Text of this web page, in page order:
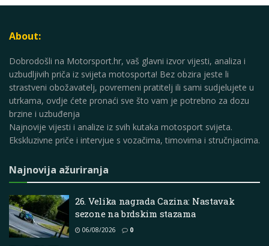
About:
Dobrodošli na Motorsport.hr, vaš glavni izvor vijesti, analiza i
uzbudljivih priča iz svijeta motosporta! Bez obzira jeste li
strastveni obožavatelj, povremeni pratitelj ili sami sudjelujete u
utrkama, ovdje ćete pronaći sve što vam je potrebno za dozu
brzine i uzbuđenja
Najnovije vijesti i analize iz svih kutaka motosport svijeta.
Ekskluzivne priče i intervjue s vozačima, timovima i stručnjacima.
Najnovija ažuriranja
26. Velika nagrada Cazina: Nastavak
sezone na brdskim stazama
06/08/2026 0